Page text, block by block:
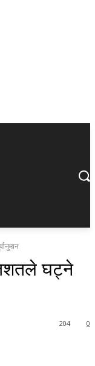
घट्ने
0
204